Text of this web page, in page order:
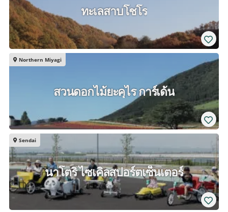
ทะเลสาบโชโร
Northern Miyagi
สวนดอกไม้ยะคุไร การ์เด้น
Sendai
นาโตริ ไซเคิลสปอร์ตเซ็นเตอร์